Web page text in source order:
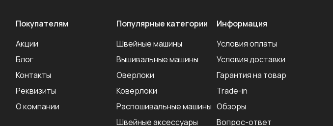
Покупателям
Акции
Блог
Контакты
Реквизиты
О компании
Популярные категории
Швейные машины
Вышивальные машины
Оверлоки
Коверлоки
Распошивальные машины
Швейные аксеcсуары
Информация
Условия оплаты
Условия доставки
Гарантия на товар
Trade-in
Обзоры
Вопрос-ответ